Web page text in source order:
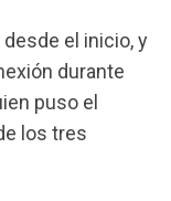
el inicio, y
durante
puso el
los tres